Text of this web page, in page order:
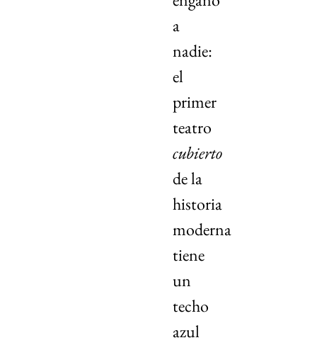
a
nadie:
el
primer
teatro
cubierto
de la
historia
moderna
tiene
un
techo
azul